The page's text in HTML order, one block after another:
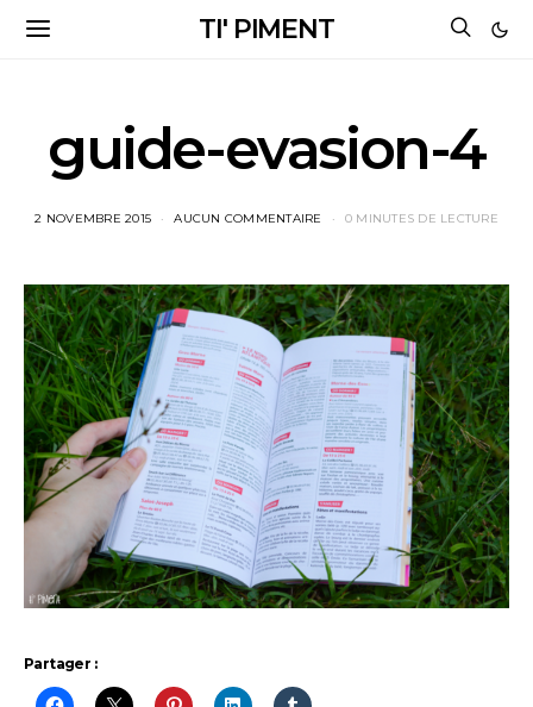
TI' PIMENT
guide-evasion-4
2 NOVEMBRE 2015 AUCUN COMMENTAIRE 0 MINUTES DE LECTURE
Partager :